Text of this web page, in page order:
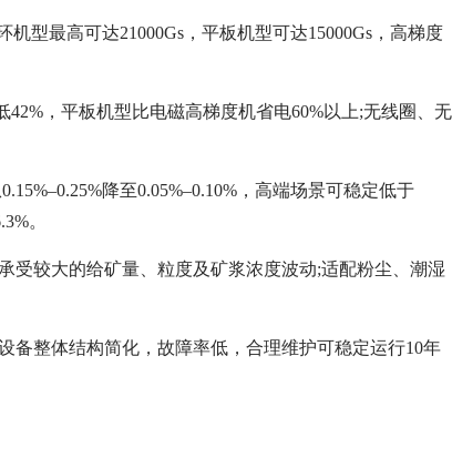
型最高可达21000Gs，平板机型可达15000Gs，高梯度
，平板机型比电磁高梯度机省电60%以上;无线圈、无
降至0.05%–0.10%，高端场景可稳定低于
。
受较大的给矿量、粒度及矿浆浓度波动;适配粉尘、潮湿
备整体结构简化，故障率低，合理维护可稳定运行10年